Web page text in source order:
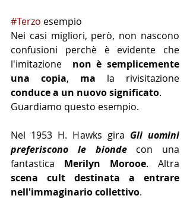
#Terzo esempio
Nei casi migliori, però, non nascono
confusioni perchè è evidente che
l'imitazione non è semplicemente
una copia, ma
conduce a un nuovo significato.
Guardiamo questo esempio.
Nel 1953 H. Hawks gira Gli uomini
preferiscono le bionde con una
fantastica Merilyn Morooe
scena cult destinata a entrare
nell'immaginario collettivo.